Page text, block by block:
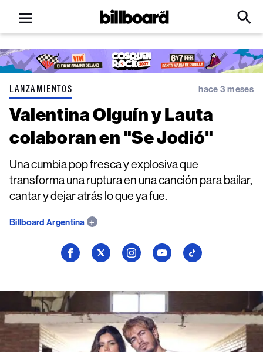
Open
menu
Billboard
Click
Input
LANZAMIENTOS hace 3 meses
Valentina Olguín y Lauta
colaboran en "Se Jodió"
Una cumbia pop fresca y explosiva que
transforma una ruptura en una canción para bailar,
cantar y dejar atrás lo que ya fue.
Billboard Argentina
Seguí
en
Facebook
Seguí
en
Seguí
en
Instagram
Seguí
en
YouTube
Seguí
en